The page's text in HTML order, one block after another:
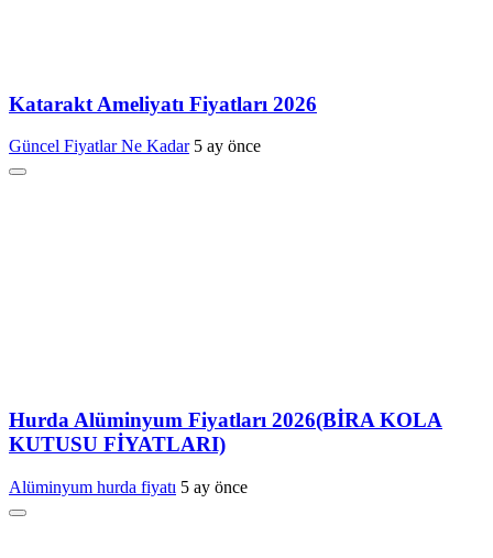
Katarakt Ameliyatı Fiyatları 2026
Güncel Fiyatlar Ne Kadar 5 ay önce
Hurda Alüminyum Fiyatları 2026(BİRA KOLA
KUTUSU FİYATLARI)
Alüminyum hurda fiyatı 5 ay önce